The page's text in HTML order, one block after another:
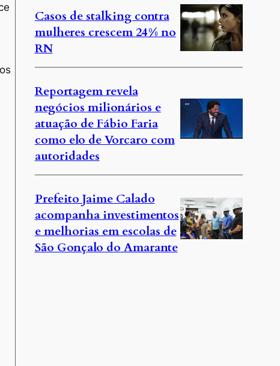
Casos de stalking contra
mulheres crescem 24% no
RN
Reportagem revela
negócios milionários e
atuação de Fábio Faria
como elo de Vorcaro com
autoridades
Prefeito Jaime Calado
acompanha investimentos
e melhorias em escolas de
São Gonçalo do Amarante